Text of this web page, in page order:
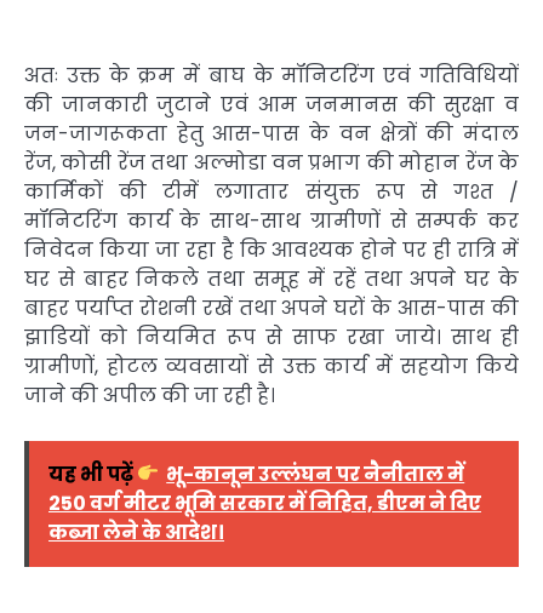
अतः उक्त के क्रम में बाघ के मॉनिटरिंग एवं गतिविधियों
की जानकारी जुटाने एवं आम जनमानस की सुरक्षा व
जन-जागरूकता हेतु आस-पास के वन क्षेत्रों की मंदाल
रेंज, कोसी रेंज तथा अल्मोडा वन प्रभाग की मोहान रेंज के
कार्मिकों की टीमें लगातार संयुक्त रूप से गश्त /
मॉनिटरिंग कार्य के साथ-साथ ग्रामीणों से सम्पर्क कर
निवेदन किया जा रहा है कि आवश्यक होने पर ही रात्रि में
घर से बाहर निकले तथा समूह में रहें तथा अपने घर के
बाहर पर्याप्त रोशनी रखें तथा अपने घरों के आस-पास की
झाडियों को नियमित रूप से साफ रखा जाये। साथ ही
ग्रामीणों, होटल व्यवसायों से उक्त कार्य में सहयोग किये
जाने की अपील की जा रही है।
यह भी पढ़ें
भू-कानून उल्लंघन पर नैनीताल में
250 वर्ग मीटर भूमि सरकार में निहित, डीएम ने दिए
कब्जा लेने के आदेश।